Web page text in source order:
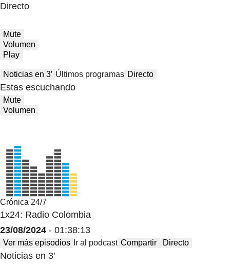
Directo
Mute
Volumen
Play
Noticias en 3′ Últimos programas Directo
Estas escuchando
Mute
Volumen
Crónica 24/7
1x24: Radio Colombia
23/08/2024 - 01:38:13
Ver más episodios Ir al podcast Compartir Directo
Noticias en 3′